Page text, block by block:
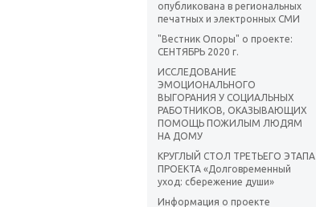
опубликована в региональных
печатных и электронных СМИ
"Вестник Опоры" о проекте:
СЕНТЯБРЬ 2020 г.
ИССЛЕДОВАНИЕ
ЭМОЦИОНАЛЬНОГО
ВЫГОРАНИЯ У СОЦИАЛЬНЫХ
РАБОТНИКОВ, ОКАЗЫВАЮЩИХ
ПОМОЩЬ ПОЖИЛЫМ ЛЮДЯМ
НА ДОМУ
КРУГЛЫЙ СТОЛ ТРЕТЬЕГО ЭТАПА
ПРОЕКТА «Долговременный
уход: сбережение души»
Информация о проекте